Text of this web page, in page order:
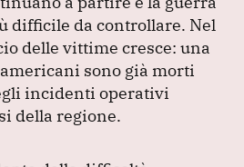
pdifficile da controllare. Nel
delle vittime cresce: una
sono già morti
incidenti operativi
della regione.